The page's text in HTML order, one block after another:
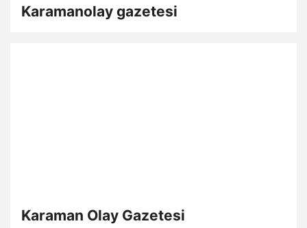
Karamanolay gazetesi
Karaman Olay Gazetesi